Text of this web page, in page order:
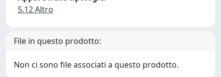
5.12 Altro
File in questo prodotto:
Non ci sono file associati a questo prodotto.